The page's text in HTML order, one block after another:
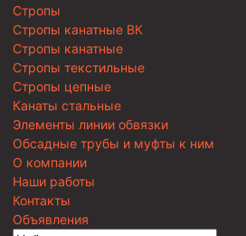
Стропы
Стропы канатные ВК
Стропы канатные
Стропы текстильные
Стропы цепные
Канаты стальные
Элементы линии обвязки
Обсадные трубы и муфты к ним
О компании
Наши работы
Контакты
Объявления